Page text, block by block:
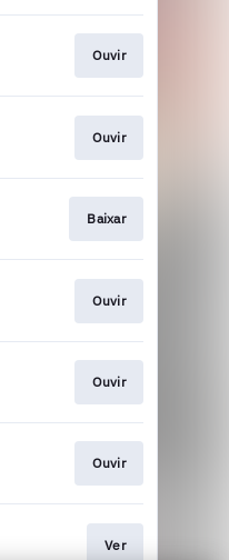
Ouvir
Ouvir
Baixar
Ouvir
Ouvir
Ouvir
Ver